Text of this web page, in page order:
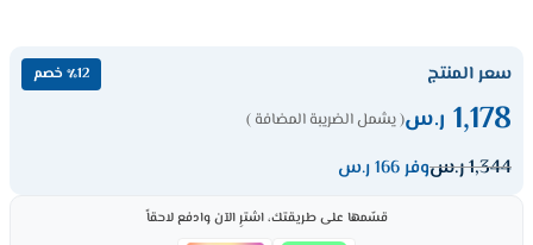
سعر المنتج ٪12 خصم
1,178 ر.س( يشمل الضريبة المضافة )
1,344ر.سوفر 166 ر.س
قسّمها على طريقتك، اشترِ الآن وادفع لاحقاً